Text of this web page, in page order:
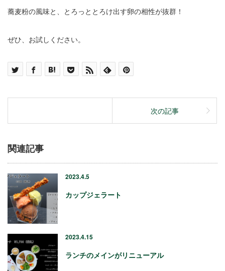
蕎麦粉の風味と、とろっととろけ出す卵の相性が抜群！
ぜひ、お試しください。
次の記事
関連記事
2023.4.5
カップジェラート
2023.4.15
ランチのメインがリニューアル